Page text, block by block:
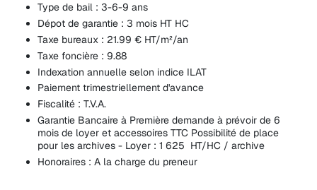
Type de bail : 3-6-9 ans
Dépot de garantie : 3 mois HT HC
Taxe bureaux : 21.99 € HT/m²/an
Taxe foncière : 9.88
Indexation annuelle selon indice ILAT
Paiement trimestriellement d'avance
Fiscalité : T.V.A.
Garantie Bancaire à Première demande à prévoir de 6
mois de loyer et accessoires TTC Possibilité de place
pour les archives - Loyer : 1 625  HT/HC / archive
Honoraires : A la charge du preneur